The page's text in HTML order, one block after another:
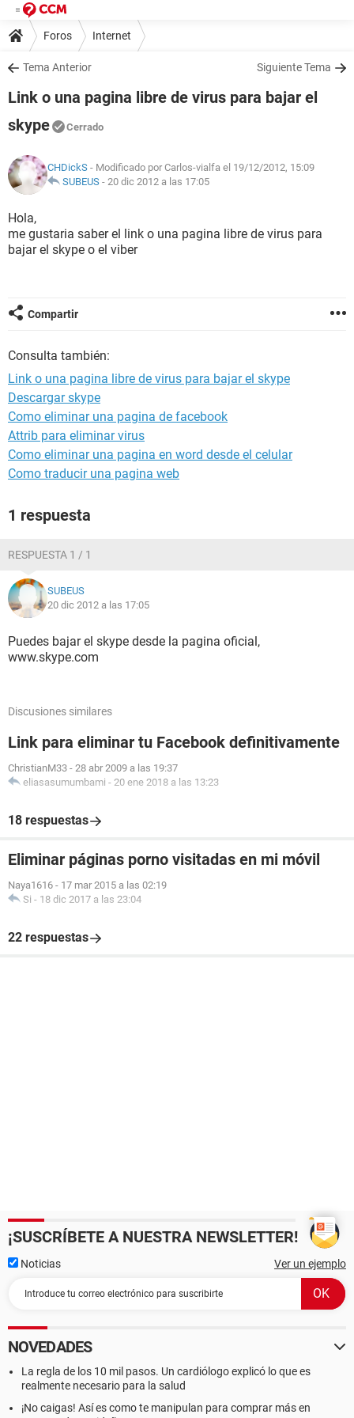
Foros Internet
Tema Anterior Siguiente Tema
Link o una pagina libre de virus para bajar el
skype
Cerrado
CHDickS - Modificado por Carlos-vialfa el 19/12/2012, 15:09
SUBEUS - 20 dic 2012 a las 17:05
Hola,
me gustaria saber el link o una pagina libre de virus para
bajar el skype o el viber
Compartir
Consulta también:
Link o una pagina libre de virus para bajar el skype
Descargar skype
Como eliminar una pagina de facebook
Attrib para eliminar virus
Como eliminar una pagina en word desde el celular
Como traducir una pagina web
1 respuesta
RESPUESTA 1 / 1
SUBEUS
20 dic 2012 a las 17:05
Puedes bajar el skype desde la pagina oficial,
www.skype.com
Discusiones similares
Link para eliminar tu Facebook definitivamente
ChristianM33 - 28 abr 2009 a las 19:37
eliasasumumbami - 20 ene 2018 a las 13:23
18 respuestas
Eliminar páginas porno visitadas en mi móvil
Naya1616 - 17 mar 2015 a las 02:19
Si - 18 dic 2017 a las 23:04
22 respuestas
¡SUSCRÍBETE A NUESTRA NEWSLETTER!
Noticias Ver un ejemplo
NOVEDADES
La regla de los 10 mil pasos. Un cardiólogo explicó lo que es
realmente necesario para la salud
¡No caigas! Así es como te manipulan para comprar más en